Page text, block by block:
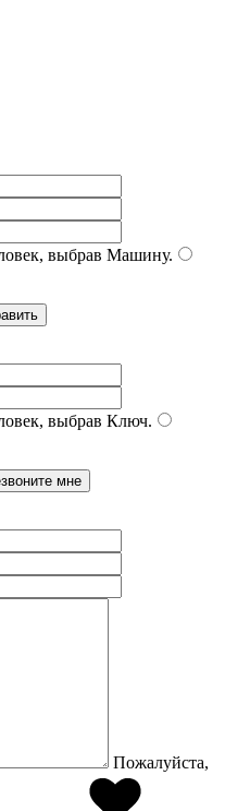
выбрав Машину.
выбрав Ключ.
Пожалуйста,